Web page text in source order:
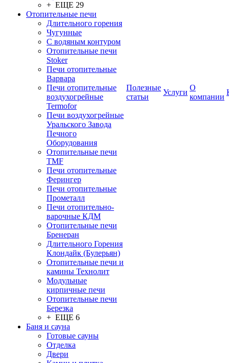
+ ЕЩЕ 29
Отопительные печи
Длительного горения
Чугунные
C водяным контуром
Отопительные печи
Stoker
Печи отопительные
Варвара
Печи отопительные
воздухогрейные
Termofor
Печи воздухогрейные
Уральского Завода
Печного
Оборудования
Отопительные печи
TMF
Печи отопительные
Ферингер
Печи отопительные
Прометалл
Печи отопительно-
варочные КДМ
Отопительные печи
Бренеран
Длительного Горения
Клондайк (Булерьян)
Отопительные печи и
камины Технолит
Модульные
кирпичные печи
Отопительные печи
Березка
+ ЕЩЕ 6
Баня и сауна
Готовые сауны
Отделка
Двери
Полезные
статьи
Услуги
О
компании